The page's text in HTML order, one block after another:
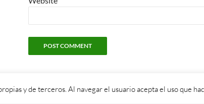
y de terceros. Al navegar el usuario acepta el uso que